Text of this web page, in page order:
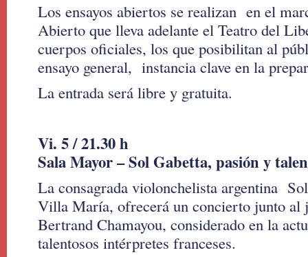
Los ensayos abiertos se realizan en el
Abierto que lleva adelante el Teatro del
cuerpos oficiales, los que posibilitan al
ensayo general, instancia clave en la
La entrada será libre y gratuita.
Vi. 5 / 21.30 h
Sala Mayor – Sol Gabetta, pasión y
La consagrada violonchelista argentina
Villa María, ofrecerá un concierto junto al
Bertrand Chamayou, considerado en la
talentosos intérpretes franceses.